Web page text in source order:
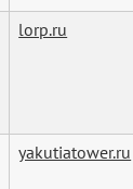
lorp.ru
yakutiatower.ru